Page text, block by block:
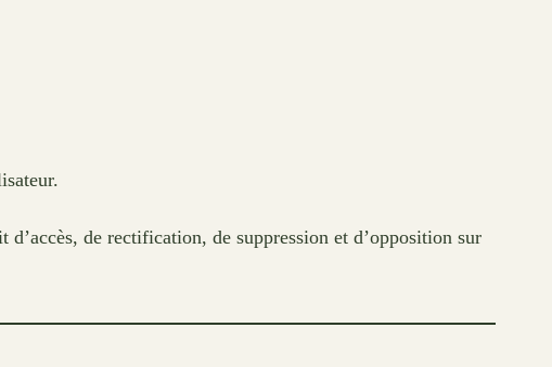
de rectification, de suppression et d’opposition sur